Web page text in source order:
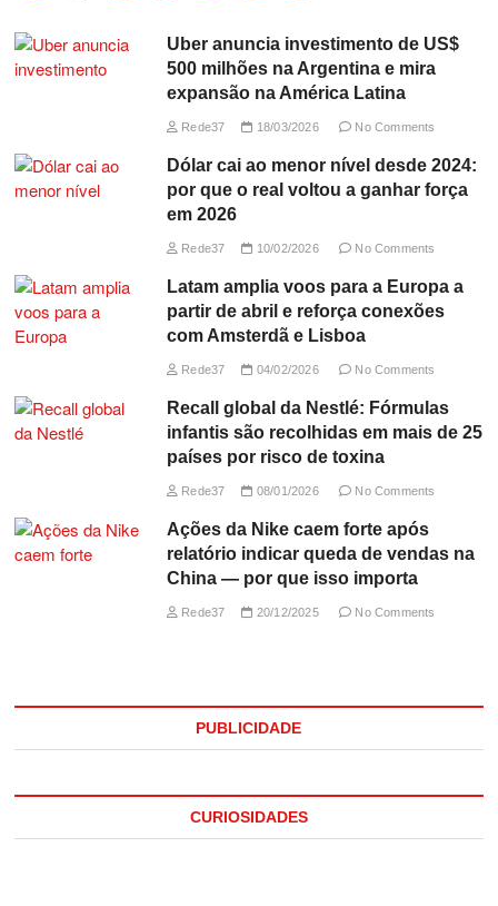
Uber anuncia investimento de US$
500 milhões na Argentina e mira
expansão na América Latina
Rede37 18/03/2026 No Comments
Dólar cai ao menor nível desde 2024:
por que o real voltou a ganhar força
em 2026
Rede37 10/02/2026 No Comments
Latam amplia voos para a Europa a
partir de abril e reforça conexões
com Amsterdã e Lisboa
Rede37 04/02/2026 No Comments
Recall global da Nestlé: Fórmulas
infantis são recolhidas em mais de 25
países por risco de toxina
Rede37 08/01/2026 No Comments
Ações da Nike caem forte após
relatório indicar queda de vendas na
China — por que isso importa
Rede37 20/12/2025 No Comments
PUBLICIDADE
CURIOSIDADES